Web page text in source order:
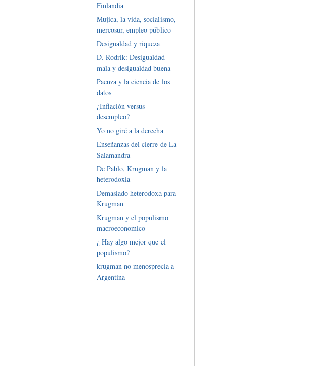
Finlandia
Mujica, la vida, socialismo,
mercosur, empleo público
Desigualdad y riqueza
D. Rodrik: Desigualdad
mala y desigualdad buena
Paenza y la ciencia de los
datos
¿Inflación versus
desempleo?
Yo no giré a la derecha
Enseñanzas del cierre de La
Salamandra
De Pablo, Krugman y la
heterodoxia
Demasiado heterodoxa para
Krugman
Krugman y el populismo
macroeconomico
¿ Hay algo mejor que el
populismo?
krugman no menosprecia a
Argentina